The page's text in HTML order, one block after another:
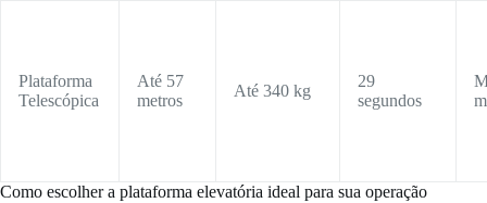
Plataforma
Telescópica
Até 57
metros
Até 340 kg
29
segundos
Como escolher a plataforma elevatória ideal para sua operação